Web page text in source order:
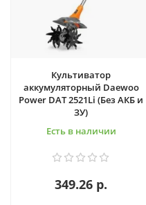
Культиватор
аккумуляторный Daewoo
Power DAT 2521Li (Без АКБ и
ЗУ)
Есть в наличии
349.26 р.